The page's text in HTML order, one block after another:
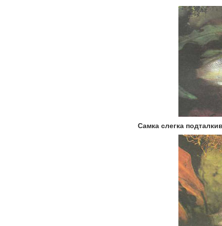
Самка слегка